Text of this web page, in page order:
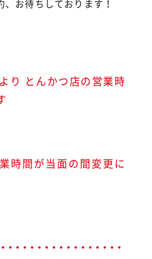
お待ちしております！
り とんかつ店の営業時
時間が当面の間変更に